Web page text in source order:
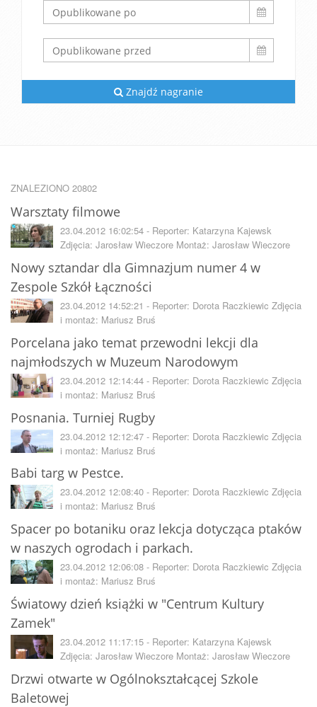
Znajdź nagranie
ZNALEZIONO 20802
Warsztaty filmowe
23.04.2012 16:02:54 - Reporter: Katarzyna Kajewsk
Zdjęcia: Jarosław Wieczore Montaż: Jarosław Wieczore
Nowy sztandar dla Gimnazjum numer 4 w
Zespole Szkół Łączności
23.04.2012 14:52:21 - Reporter: Dorota Raczkiewic Zdjęcia
i montaż: Mariusz Bruś
Porcelana jako temat przewodni lekcji dla
najmłodszych w Muzeum Narodowym
23.04.2012 12:14:44 - Reporter: Dorota Raczkiewic Zdjęcia
i montaż: Mariusz Bruś
Posnania. Turniej Rugby
23.04.2012 12:12:47 - Reporter: Dorota Raczkiewic Zdjęcia
i montaż: Mariusz Bruś
Babi targ w Pestce.
23.04.2012 12:08:40 - Reporter: Dorota Raczkiewic Zdjęcia
i montaż: Mariusz Bruś
Spacer po botaniku oraz lekcja dotycząca ptaków
w naszych ogrodach i parkach.
23.04.2012 12:06:08 - Reporter: Dorota Raczkiewic Zdjęcia
i montaż: Mariusz Bruś
Światowy dzień książki w "Centrum Kultury
Zamek"
23.04.2012 11:17:15 - Reporter: Katarzyna Kajewsk
Zdjęcia: Jarosław Wieczore Montaż: Jarosław Wieczore
Drzwi otwarte w Ogólnokształcącej Szkole
Baletowej